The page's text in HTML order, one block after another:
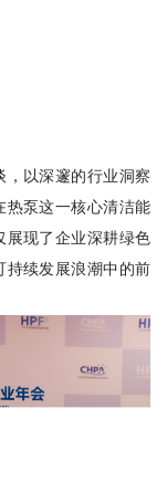
，以深邃的行业洞察
热泵这一核心清洁能
展现了企业深耕绿色
持续发展浪潮中的前